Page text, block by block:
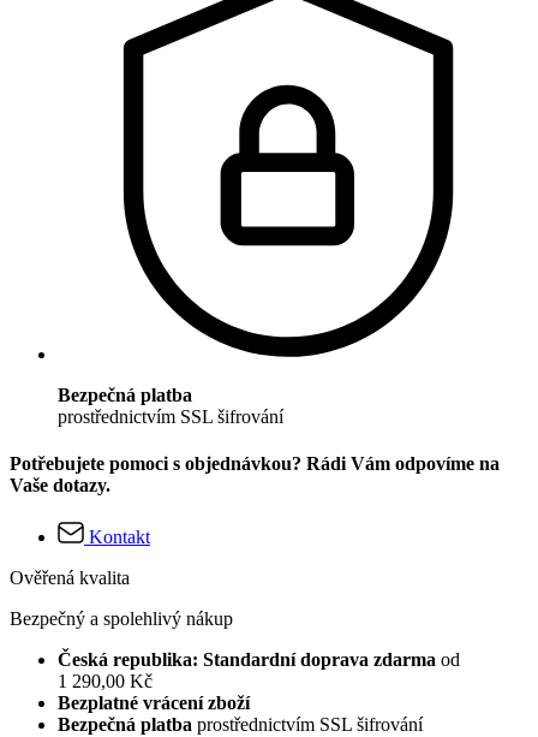
Bezpečná platba
prostřednictvím SSL šifrování
Potřebujete pomoci s objednávkou? Rádi Vám odpovíme na
Vaše dotazy.
Kontakt
Ověřená kvalita
Bezpečný a spolehlivý nákup
Česká republika: Standardní doprava zdarma od
1 290,00 Kč
Bezplatné vrácení zboží
Bezpečná platba prostřednictvím SSL šifrování